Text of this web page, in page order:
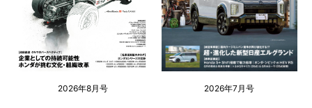
2026年8月号 2026年7月号